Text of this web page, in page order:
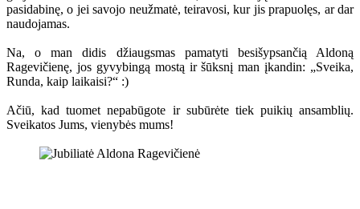
pasidabinę, o jei savojo neužmatė, teiravosi, kur jis prapuolęs, ar dar
naudojamas.
Na, o man didis džiaugsmas pamatyti besišypsančią Aldoną
Ragevičienę, jos gyvybingą mostą ir šūksnį man įkandin: „Sveika,
Runda, kaip laikaisi?“ :)
Ačiū, kad tuomet nepabūgote ir subūrėte tiek puikių ansamblių.
Sveikatos Jums, vienybės mums!